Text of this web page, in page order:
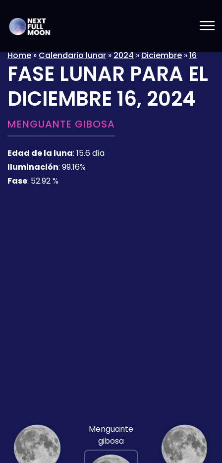
Home»Calendario lunar»2024»Diciembre»16
FASE LUNAR PARA EL
DICIEMBRE 16, 2024
MENGUANTE GIBOSA
Edad de la luna: 15.6 día
Iluminación: 99.16%
Fase: 52.92 %
Menguante
gibosa